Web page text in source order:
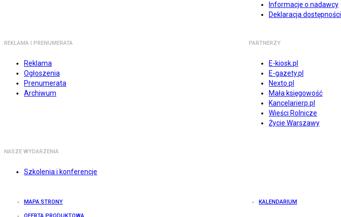
Informacje o nadawcy
Deklaracja dostępności
REKLAMA I PRENUMERATA
Reklama
Ogłoszenia
Prenumerata
Archiwum
PARTNERZY
E-kiosk.pl
E-gazety.pl
Nexto.pl
Mała księgowość
Kancelarierp.pl
Wieści Rolnicze
Życie Warszawy
NASZE WYDARZENIA
Szkolenia i konferencje
MAPA STRONY KALENDARIUM